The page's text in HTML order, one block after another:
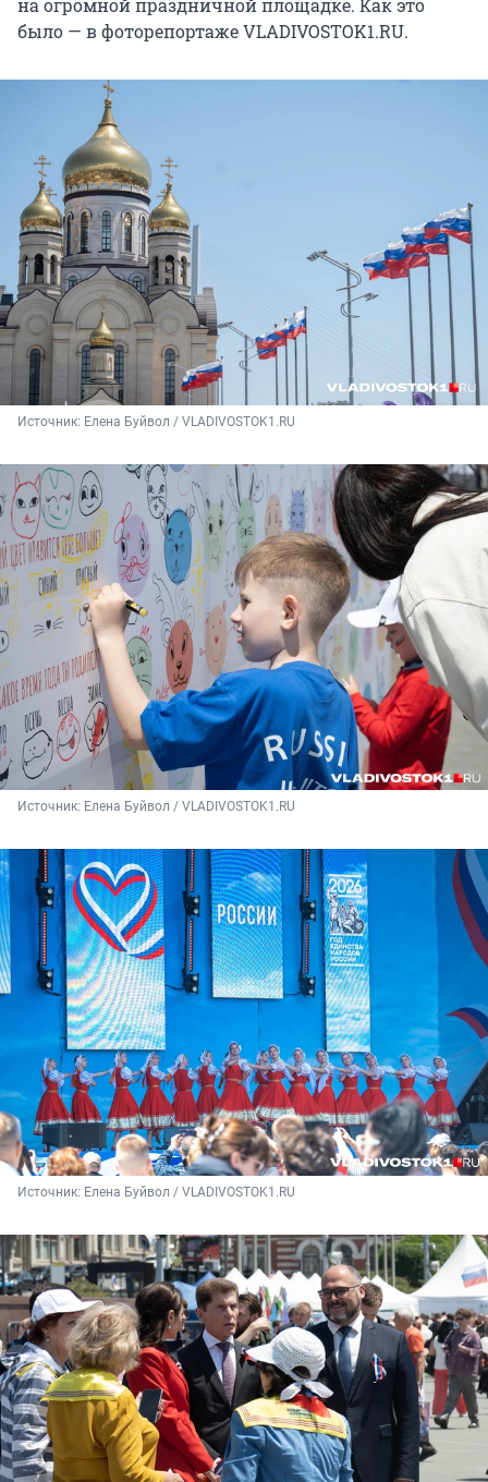
на огромной праздничной площадке. Как это
было — в фоторепортаже VLADIVOSTOK1.RU.
Источник: Елена Буйвол / VLADIVOSTOK1.RU
Источник: Елена Буйвол / VLADIVOSTOK1.RU
Источник: Елена Буйвол / VLADIVOSTOK1.RU